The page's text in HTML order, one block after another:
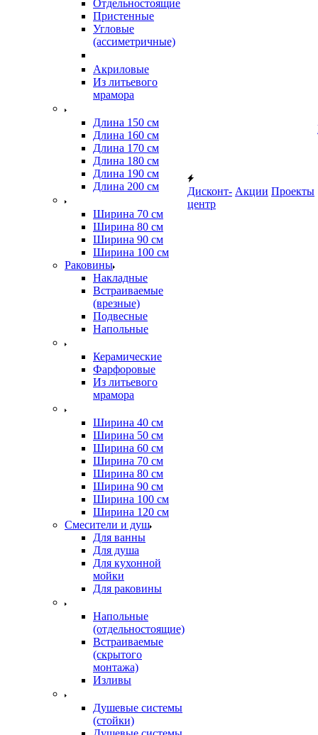
Отдельностоящие
Пристенные
Угловые
(ассиметричные)
Акриловые
Из литьевого
мрамора
Длина 150 см
Длина 160 см
Длина 170 см
Длина 180 см
Длина 190 см
Длина 200 см
Ширина 70 см
Ширина 80 см
Ширина 90 см
Ширина 100 см
Раковины
Накладные
Встраиваемые
(врезные)
Подвесные
Напольные
Керамические
Фарфоровые
Из литьевого
мрамора
Ширина 40 см
Ширина 50 см
Ширина 60 см
Ширина 70 см
Ширина 80 см
Ширина 90 см
Ширина 100 см
Ширина 120 см
Смесители и душ
Для ванны
Для душа
Для кухонной
мойки
Для раковины
Напольные
(отдельностоящие)
Встраиваемые
(скрытого
монтажа)
Изливы
Душевые системы
(стойки)
Дисконт-
центр
Акции Проекты